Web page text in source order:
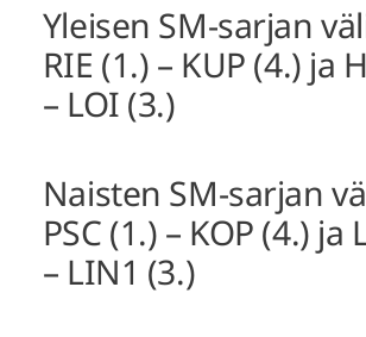
Yleisen SM-sarjan
RIE (1.) – KUP (4.) ja
– LOI (3.)
Naisten SM-sarjan
PSC (1.) – KOP (4.) ja
– LIN1 (3.)